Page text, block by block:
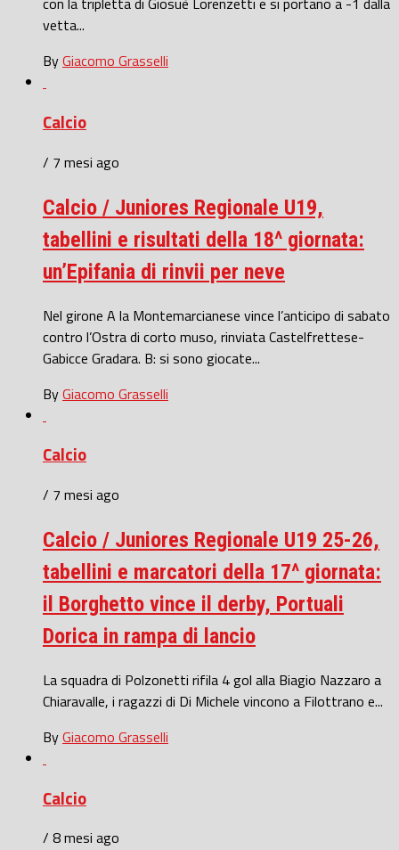
vetta...
ByGiacomo Grasselli
Calcio
/ 7 mesi ago
Calcio / Juniores Regionale U19,
tabellini e risultati della 18^ giornata:
un’Epifania di rinvii per neve
Nel girone A la Montemarcianese vince l’anticipo di sabato
contro l’Ostra di corto muso, rinviata Castelfrettese-
Gabicce Gradara. B: si sono giocate...
ByGiacomo Grasselli
Calcio
/ 7 mesi ago
Calcio / Juniores Regionale U19 25-26,
tabellini e marcatori della 17^ giornata:
il Borghetto vince il derby, Portuali
Dorica in rampa di lancio
La squadra di Polzonetti rifila 4 gol alla Biagio Nazzaro a
Chiaravalle, i ragazzi di Di Michele vincono a Filottrano e...
ByGiacomo Grasselli
Calcio
/ 8 mesi ago